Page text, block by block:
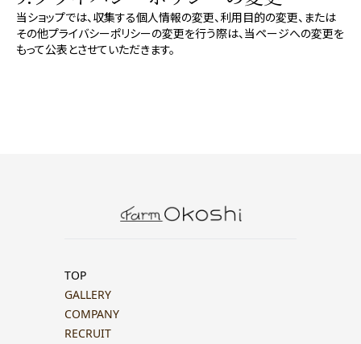
当ショップでは、収集する個人情報の変更、利用目的の変更、または
その他プライバシーポリシーの変更を行う際は、当ページへの変更を
もって公表とさせていただきます。
TOP
GALLERY
COMPANY
RECRUIT